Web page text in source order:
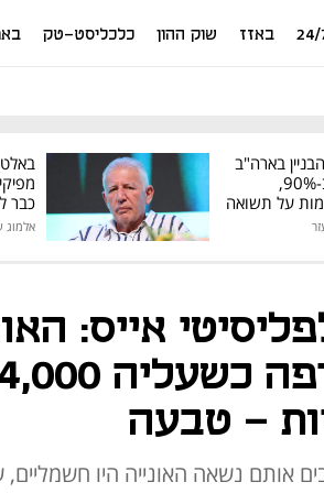
24/ באזז שוק ההון כלכליסט-טק
בארה"ב
צנח ב-90%,
על תשואה
כבר
של
אלמוג
אייס:
- טבעה
אותם נשאה האונייה היו